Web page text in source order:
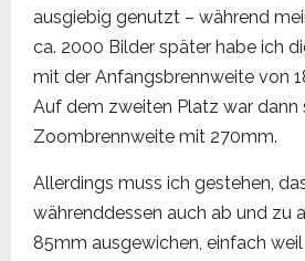
ausgiebig genutzt – während
ca. 2000 Bilder später habe ich
mit der Anfangsbrennweite von
Auf dem zweiten Platz war dann
Zoombrennweite mit 270mm.
Allerdings muss ich gestehen,
währenddessen auch ab und zu
85mm ausgewichen, einfach